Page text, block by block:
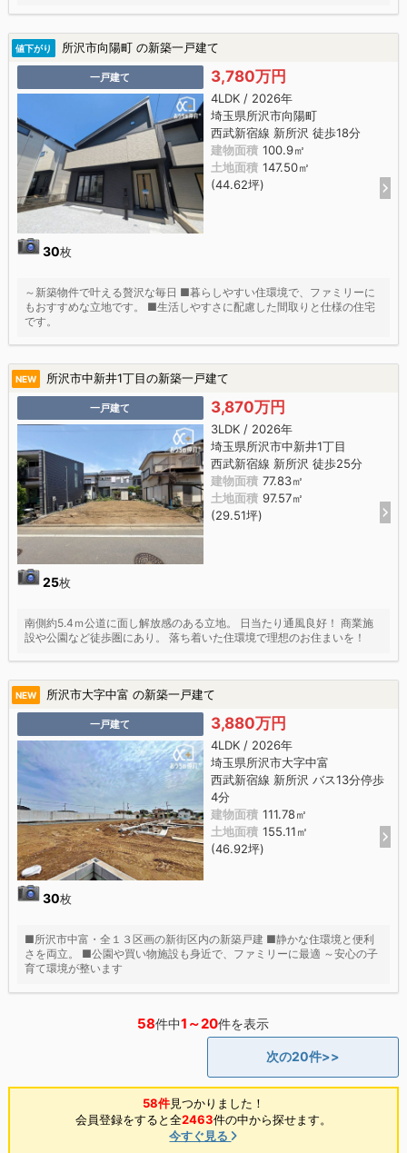
値下がり 所沢市向陽町 の新築一戸建て
一戸建て
30枚
3,780万円
4LDK / 2026年
埼玉県所沢市向陽町
西武新宿線 新所沢 徒歩18分
建物面積 100.9㎡
土地面積 147.50㎡
(44.62坪)
～新築物件で叶える贅沢な毎日 ■暮らしやすい住環境で、ファミリーに
もおすすめな立地です。 ■生活しやすさに配慮した間取りと仕様の住宅
です。
NEW 所沢市中新井1丁目の新築一戸建て
一戸建て
25枚
3,870万円
3LDK / 2026年
埼玉県所沢市中新井1丁目
西武新宿線 新所沢 徒歩25分
建物面積 77.83㎡
土地面積 97.57㎡
(29.51坪)
南側約5.4ｍ公道に面し解放感のある立地。 日当たり通風良好！ 商業施
設や公園など徒歩圏にあり。 落ち着いた住環境で理想のお住まいを！
NEW 所沢市大字中富 の新築一戸建て
一戸建て
30枚
3,880万円
4LDK / 2026年
埼玉県所沢市大字中富
西武新宿線 新所沢 バス13分停歩
4分
建物面積 111.78㎡
土地面積 155.11㎡
(46.92坪)
■所沢市中富・全１３区画の新街区内の新築戸建 ■静かな住環境と便利
さを両立。 ■公園や買い物施設も身近で、ファミリーに最適 ～安心の子
育て環境が整います
58件中1～20件を表示
次の20件>>
58件見つかりました！
会員登録をすると全2463件の中から探せます。
今すぐ見る